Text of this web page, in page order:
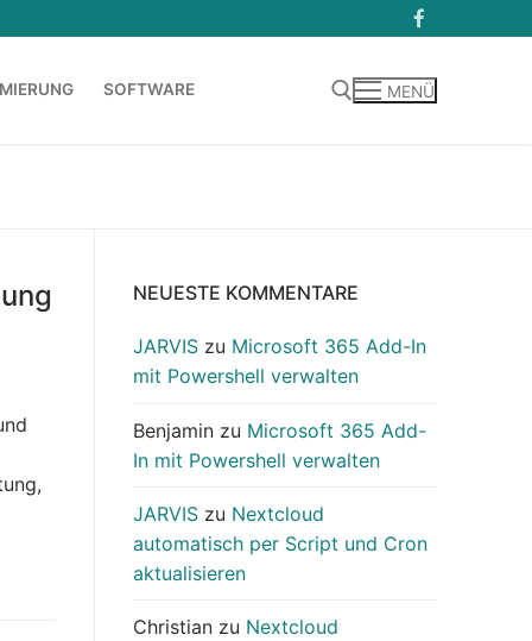
SOFTWARE MENÜ
NEUESTE KOMMENTARE
JARVIS zu Microsoft 365 Add-In
mit Powershell verwalten
Benjamin zu Microsoft 365 Add-
In mit Powershell verwalten
JARVIS zu Nextcloud
automatisch per Script und Cron
aktualisieren
Christian zu Nextcloud